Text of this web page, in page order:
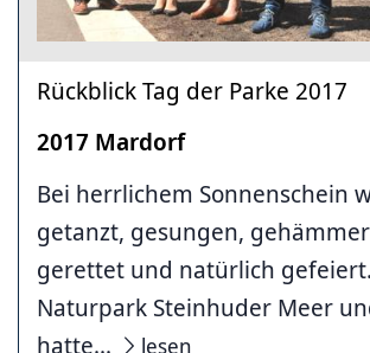
Rückblick Tag der Parke 2017
2017 Mardorf
Bei herrlichem Sonnenschein
getanzt, gesungen,
gerettet und natürlich
Naturpark Steinhuder Meer
hatte...
lesen